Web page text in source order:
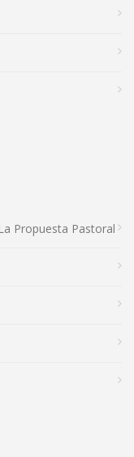
Propuesta Pastoral